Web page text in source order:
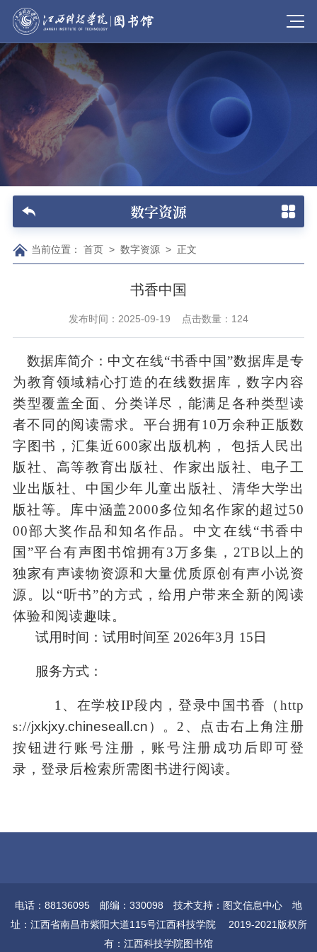
数字资源
当前位置： 首页> 数字资源> 正文
书香中国
发布时间：2025-09-19 点击数量： 124
数据库简介： 中文在线“书香中国”数据库是专
为教育领域精心打造的在线数据库，数字内容
类型覆盖全面、分类详尽，能满足各种类型读
者不同的阅读需求。平台拥有10万余种正版数
字图书，汇集近600家出版机构， 包括人民出
版社、高等教育出版社、作家出版社、电子工
业出版社、中国少年儿童出版社、清华大学出
版社等。库中涵盖2000多位知名作家的超过50
00部大奖作品和知名作品 。 中文在线“书香中
国”平台有声图书馆拥有3万多集，2TB以上的
独家有声读物资源和大量优质原创有声小说资
源。以“听书”的方式，给用户带来全新的阅读
体验和阅读趣味。
试用时间：试用时间至 2026年3月 15日
服务方式：
1、 在学校IP段内， 登录中国书香（http
s://jxkjxy.chineseall.cn）。 2、 点击右上角注册
按钮进行账号注册，账号注册成功后即可登
录 ， 登录后检索所需图书进行阅读。
电话：88136095 邮编：330098 技术支持：图文信息中心 地
址：江西省南昌市紫阳大道115号江西科技学院 2019-2021版权所
有：江西科技学院图书馆